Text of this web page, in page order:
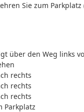
Sie zum Parkplatz
über den Weg links
rechts
rechts
rechts
Parkplatz